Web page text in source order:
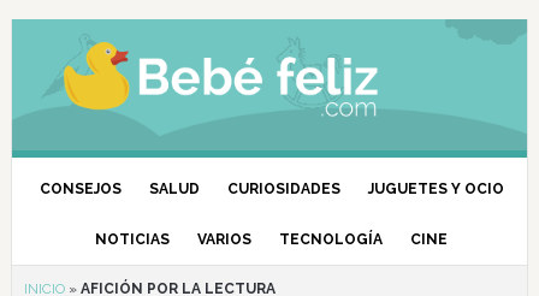
CONSEJOS SALUD CURIOSIDADES JUGUETES Y OCIO
NOTICIAS VARIOS TECNOLOGÍA CINE
INICIO» AFICIÓN POR LA LECTURA